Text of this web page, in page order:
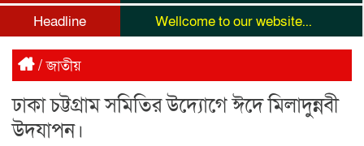
Headline Wellcome to our website...
/জাতীয়
ঢাকা চট্টগ্রাম সমিতির উদ্যোগে ঈদে মিলাদুন্নবী
উদযাপন।